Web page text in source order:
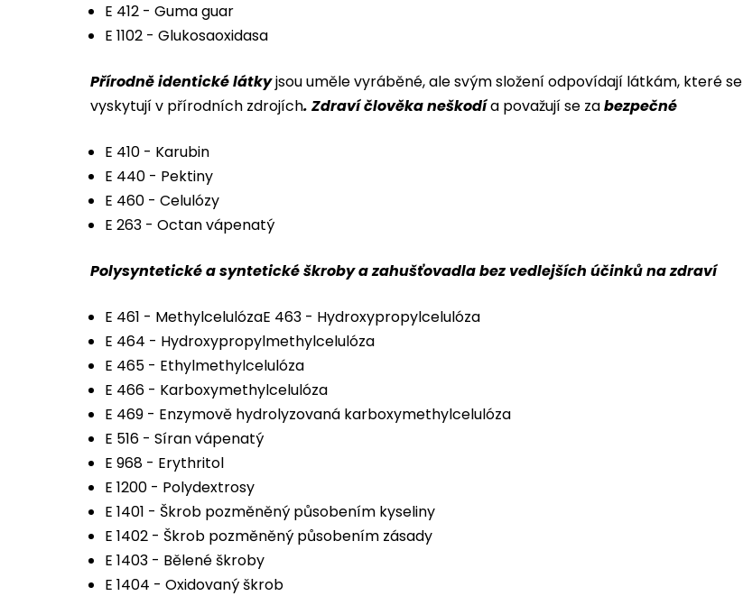
E 412 - Guma guar
E 1102 - Glukosaoxidasa
Přírodně identické látkyjsou uměle vyráběné, ale svým složení odpovídají látkám, které se
vyskytují v přírodních zdrojích. Zdraví člověka neškodía považují se zabezpečné
E 410 - Karubin
E 440 - Pektiny
E 460 - Celulózy
E 263 - Octan vápenatý
Polysyntetické a syntetické škroby a zahušťovadla bez vedlejších účinků na zdraví
E 461 - MethylcelulózaE 463 - Hydroxypropylcelulóza
E 464 - Hydroxypropylmethylcelulóza
E 465 - Ethylmethylcelulóza
E 466 - Karboxymethylcelulóza
E 469 - Enzymově hydrolyzovaná karboxymethylcelulóza
E 516 - Síran vápenatý
E 968 - Erythritol
E 1200 - Polydextrosy
E 1401 - Škrob pozměněný působením kyseliny
E 1402 - Škrob pozměněný působením zásady
E 1403 - Bělené škroby
E 1404 - Oxidovaný škrob